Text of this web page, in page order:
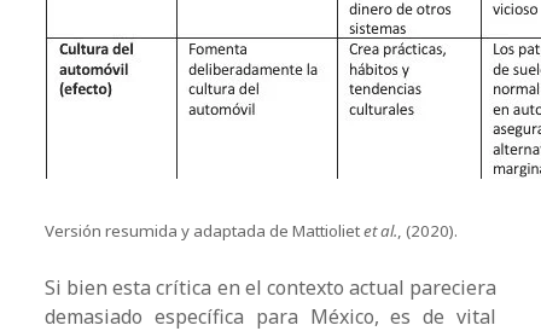
Versión resumida y adaptada de Mattiolietet al., (2020).
Si bien esta crítica en el contexto actual pareciera
demasiado específica para México, es de vital